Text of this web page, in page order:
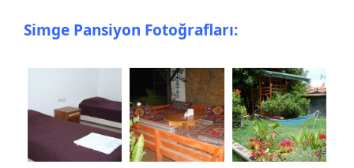
Simge Pansiyon Fotoğrafları: